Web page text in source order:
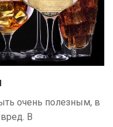
очень полезным, в
В